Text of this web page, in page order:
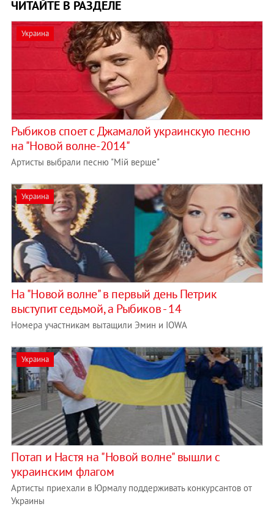
ЧИТАЙТЕ В РАЗДЕЛЕ
Украина
Рыбиков споет с Джамалой украинскую песню
на "Новой волне-2014"
Артисты выбрали песню "Мій верше"
Украина
На "Новой волне" в первый день Петрик
выступит седьмой, а Рыбиков - 14
Номера участникам вытащили Эмин и IOWA
Украина
Потап и Настя на "Новой волне" вышли с
украинским флагом
Артисты приехали в Юрмалу поддерживать конкурсантов от
Украины